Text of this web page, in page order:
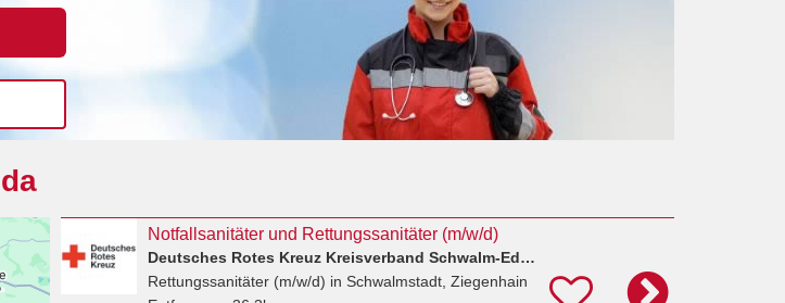
Notfallsanitäter und Rettungssanitäter (m/w/d)
Deutsches Rotes Kreuz Kreisverband Schwalm-Eder e.V.
Rettungssanitäter (m/w/d) in Schwalmstadt, Ziegenhain